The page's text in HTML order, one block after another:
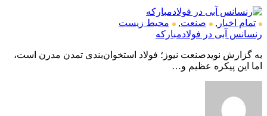
تمام اخبار , صنعت,
محیط زیست
رنسانس آبی در فولادمبارکه
به گزارش نویدصنعت نیوز؛ فولاد استخوان‌بندی تمدن مدرن است،
اما این پیکره عظیم و…